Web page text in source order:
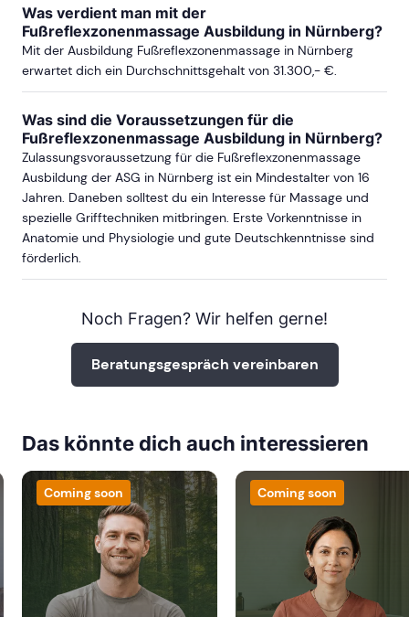
Was verdient man mit der
Fußreflexzonenmassage Ausbildung in Nürnberg?
Mit der Ausbildung Fußreflexzonenmassage in Nürnberg
erwartet dich ein Durchschnittsgehalt von 31.300,- €.
Was sind die Voraussetzungen für die
Fußreflexzonenmassage Ausbildung in Nürnberg?
Zulassungsvoraussetzung für die Fußreflexzonenmassage
Ausbildung der ASG in Nürnberg ist ein Mindestalter von 16
Jahren. Daneben solltest du ein Interesse für Massage und
spezielle Grifftechniken mitbringen. Erste Vorkenntnisse in
Anatomie und Physiologie und gute Deutschkenntnisse sind
förderlich.
Noch Fragen? Wir helfen gerne!
Beratungsgespräch vereinbaren
Das könnte dich auch interessieren
Coming soon Coming soon